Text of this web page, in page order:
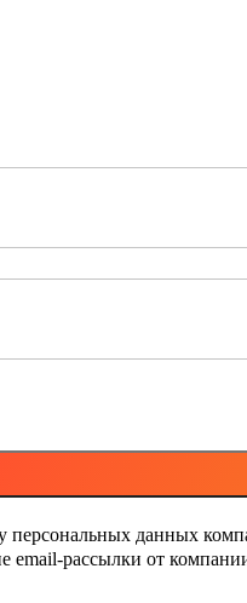
персональных данных
email-рассылки от